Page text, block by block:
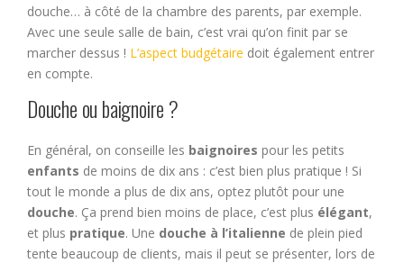
douche… à côté de la chambre des parents, par exemple.
Avec une seule salle de bain, c’est vrai qu’on finit par se
marcher dessus ! L’aspect budgétaire doit également entrer
en compte.
Douche ou baignoire ?
En général, on conseille les baignoires pour les petits
enfants de moins de dix ans : c’est bien plus pratique ! Si
tout le monde a plus de dix ans, optez plutôt pour une
douche. Ça prend bien moins de place, c’est plus élégant,
et plus pratique. Une douche à l’italienne de plein pied
tente beaucoup de clients, mais il peut se présenter, lors de